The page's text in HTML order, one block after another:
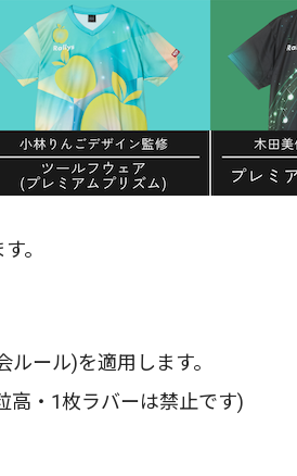
。
ール)を適用します。
・1枚ラバーは禁止です)